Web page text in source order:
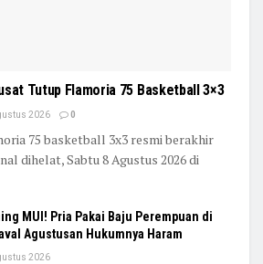
Tutup Flamoria 75 Basketball 3×3
2026 0
75 basketball 3x3 resmi berakhir
dihelat, Sabtu 8 Agustus 2026 di
MUI! Pria Pakai Baju Perempuan di
Agustusan Hukumnya Haram
2026